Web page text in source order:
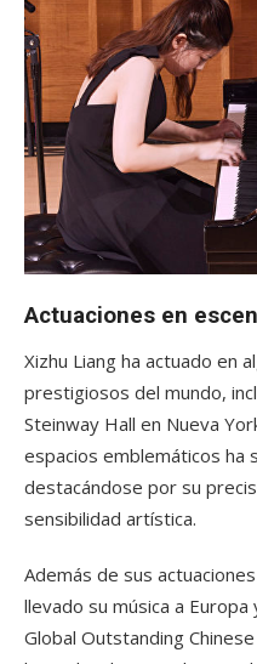
Actuaciones en
Xizhu Liang ha actuado en
prestigiosos del mundo,
Steinway Hall en Nueva
espacios emblemáticos ha
destacándose por su
sensibilidad artística.
Además de sus
llevado su música a
Global Outstanding